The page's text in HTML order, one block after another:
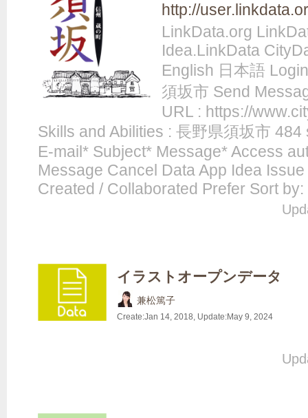
http://
LinkData.org
Idea.LinkData
English 日本語
須坂市 Send
URL : https://
Skills and Abilities : 長野県須坂市
E-mail* Subject* Message* Access
Message Cancel Data App Idea
Created / Collaborated Prefer Sort
イラストオープンデータ
兼松篤子
Create:Jan 14, 2018, Update:May 9, 2024